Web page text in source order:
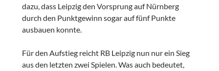
dazu, dass Leipzig den Vorsprung auf Nürnberg
durch den Punktgewinn sogar auf fünf Punkte
ausbauen konnte.
Für den Aufstieg reicht RB Leipzig nun nur ein Sieg
aus den letzten zwei Spielen. Was auch bedeutet,